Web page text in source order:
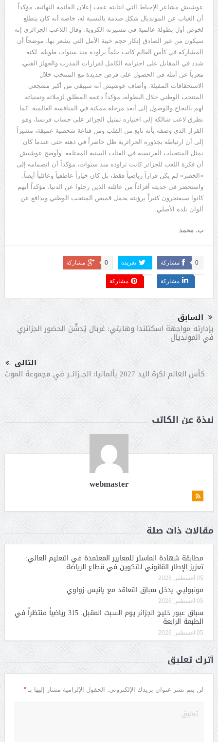
عوشيش مشاعر الإحباط التي انتابته عقب إعلان القائمة النهائية، مؤكداً
أن الغياب عن المونديال شكل صدمة بالنسبة له، خاصة أنه كان يتطلع
لخوض أول بطولة عالمية في مسيرته الكروية. وقال اللاعب الجزائري إنه
سيكون من غير الصادق إنكار حجم خيبة الأمل التي يشعر بها، موضحاً أن
المشاركة في كأس العالم كانت حلماً يراوده منذ سنوات طويلة. لكنه
شدد في المقابل على احترامه الكامل لقرارات المدرب والجهاز الفني،
معرباً عن أمله في الحصول على فرص جديدة مع المنتخب خلال
الاستحقاقات المقبلة. وأضاف عوشيش أنه سيبقى من أكبر مشجعي
المنتخب الوطني خلال البطولة، مؤكداً دعمه المطلق لزملائه وتمنياته
لهم بالنجاح والوصول إلى أبعد مرحلة ممكنة في المنافسة العالمية. كما
تطرق لاعب شالكه إلى اختياره تمثيل الجزائر على حساب فرنسا، وهو
القرار الذي وصفه بأنه نابع من القلب ومن قناعة شخصية عميقة، مشيراً
إلى أن ارتباطه بجذوره الجزائرية ظل حاضراً في ذهنه حتى عندما كان
يمثل المنتخبات الفرنسية في الفئات السنية المختلفة. وأوضح عوشيش
أن فكرة اللعب للجزائر كانت تراوده منذ سنوات، مؤكداً أن انضمامه إلى
«الخضر »لم يكن قراراً رياضياً فقط، بل كان خياراً عاطفياً وعائلياً أيضاً.
واستحضر في حديثه أفراداً من عائلته الذين رحلوا عن الدنيا، مؤكداً أنهم
كانوا سيفتخرون كثيراً برؤيته يحمل قميص المنتخب الوطني ويدافع عن
ألوان بلده الأصلي.
ب. محمد
مشاركة 0 تغريدة مشاركة 0
مشاركة مشاركة
السابق
بإدارته مواجهة اسكتلندا وهايتي: غربال يُدشّن الحضور الجزائري
في المونديال
التالى
كأس العالم لكرة اليد 2027 بألمانيا: الجــزائــر في مجموعة الموت
نبذة عن الكاتب
webmaster
مقالات ذات صلة
مطابقة شهادة الماستر للمعايير المعتمدة في التعليم العالي:
تعزيز الإطار القانوني للتكوين في قطاع الرياضة
05 أغسطس 2026
مونبوليي يدخل سباق التعاقد مع يانيس زواوي
05 أغسطس 2026
سباق عبور خليج الجزائر يوم السبت المقبل: 315 رياضياً منتظراً في
الطبعة الرابعة
05 أغسطس 2026
أترك تعليق
لن يتم نشر عنوان بريدك الإلكتروني. الحقول الإلزامية مشار إليها بـ *